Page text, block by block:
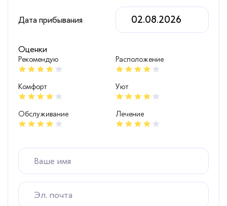
Дата прибывания
Оценки
Рекомендую Расположение
Комфорт Уют
Обслуживание Лечение